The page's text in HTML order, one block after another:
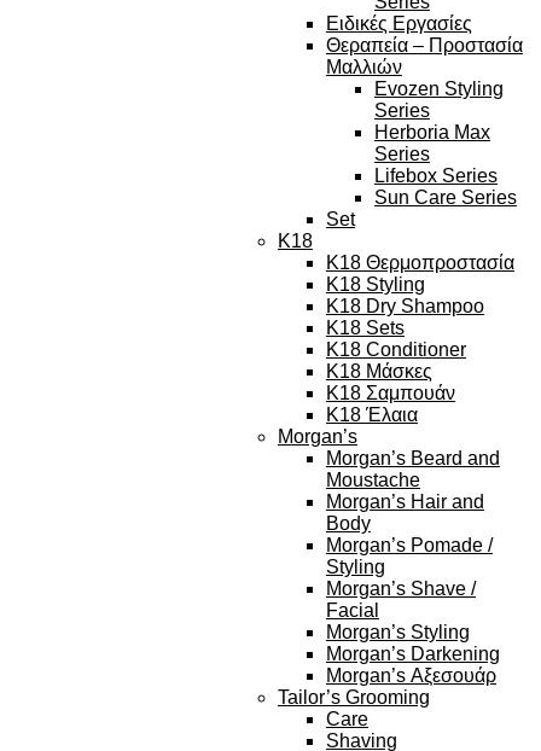
Ειδικές Εργασίες
Θεραπεία – Προστασία
Μαλλιών
Evozen Styling
Series
Herboria Max
Series
Lifebox Series
Sun Care Series
Set
K18
K18 Θερμοπροστασία
K18 Styling
K18 Dry Shampoo
K18 Sets
K18 Conditioner
K18 Μάσκες
K18 Σαμπουάν
K18 Έλαια
Morgan’s
Morgan’s Beard and
Moustache
Morgan’s Hair and
Body
Morgan’s Pomade /
Styling
Morgan’s Shave /
Facial
Morgan’s Styling
Morgan’s Darkening
Morgan’s Αξεσουάρ
Tailor’s Grooming
Care
Shaving